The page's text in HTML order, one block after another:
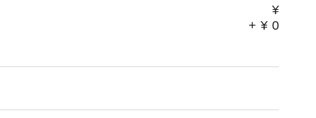
¥
+ ¥ 0